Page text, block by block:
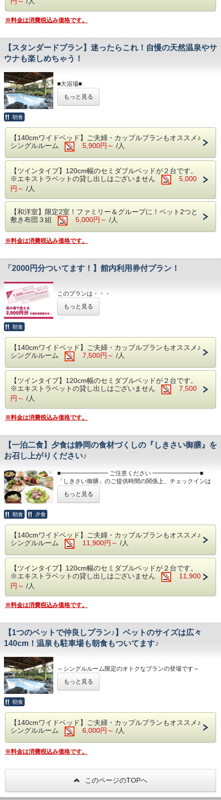
■朝食■
■注意点■
・お部屋は全て禁煙
お願いします
します。
・入れ墨・タトゥーやシール等のある方はご入館いただけま
※館内利用券の返金及び、換金は出来ません
■━━━━━━━━ ご注意ください
━━━━━━━━■
業時間の都合上、チェックインは20：00まで
にお願い致します
チェックイン時間が20：00以降の場合は、ス
■大浴場■
世界遺産富士山の麓、静岡県富士宮市で営業
湯』
バリエーション豊富な湯船やサウナを愉しめ
る温泉のテーマパーク！
※ホテルの客室にバスルームはございませ
ご入浴できません
・午前9:00～10:00
※サウナは24:00、露天風呂は25:00で閉鎖い
■レストラン■
ご当地グルメの「富士宮やきそば」や和洋中
のバリエーション豊富なお料理やおつまみや
スイーツをご賞味ください
自社製造のクラフトビールや富士宮の地酒等
※ラストオーダー／21:30
■朝食■
ご宿泊者様の朝食は無料サービスです
※午前6:00～9:00の間にお召しあがりくださ
い
■無料駐車場■
絡くださいませ
（7/1～9/15及び12/28～1/3は繁忙期のため大
型車両の駐車はできません）
■注意点■
ウト】～10:00
ースにてお願いします
・入れ墨・タトゥーやシール等のある方はご
・海外在住の方は、チェックイン時パスポー
トのコピーを取らせていただきます。
※料金は消費税込み価格です。
【スタンダードプラン】迷ったらこれ！自慢の天然温泉やサ
ウナも楽しめちゃう！
■大浴場■
然温泉施設『富嶽温泉花の湯』
開放的な大露天風呂や多種多様な湯船やサウナを愉しめる温
※下記の時間は、機械点検及び風呂清掃の為ご入浴できませ
ん
・午前9:00～10:00
※夜間の安全の為、サウナは24:00、露天風呂は25:00で閉
鎖いたします
ご当地グルメの「富士宮やきそば」や和洋中のバリエーショ
ン豊富なお料理やおつまみやスイーツをご賞味ください
自社製造のクラフトビールや富士宮の地酒等も好評です
※ラストオーダー／21:30
■朝食■
※午前6:00～9:00の間にお召しあがりください
■無料駐車場■
ます。
（7/1～9/15までは夏季繁忙期としてバス・トラックの
駐車はできません）
■注意点■
・お部屋は全て禁煙です。喫煙は各喫煙スペースにてお願い
します
・入れ墨・タトゥーやシール等のある方はご入館いただけま
もっと見る
朝食
【140cmワイドベッド】ご夫婦・カップルプランもオススメ♪
シングルルーム
5,900円～ /人
【ツインタイプ】120cm幅のセミダブルベッドが２台です。
※エキストラベットの貸し出しはございません
5,000
円～ /人
【和洋室】限定2室！ファミリー＆グループに！ベット2つと
敷き布団３組
5,000円～ /人
※料金は消費税込み価格です。
「2000円分ついてます！】館内利用券付プラン！
このプランは・・・
てもオトク！
館内のレストラン・売店・リラクゼーションをご利用される
※館内利用券の返金及び、換金は出来ません
世界遺産富士山の麓、静岡県富士宮市で営業しております天
然温泉施設『富嶽温泉花の湯』
バリエーション豊富な湯船やサウナを愉しめる温泉のテーマ
※下記の時間は、機械点検及び風呂清掃の為ご入浴できませ
・午前2:00～6:00
・午前9:00～10:00
※夜間の安全の為、※サウナは24:00、露天風呂は25:00で
閉鎖いたします
■レストラン■
ご当地グルメの「富士宮やきそば」や和洋中のバリエーショ
ン豊富なお料理やおつまみやスイーツをご賞味ください
自社製造のクラフトビールや富士宮の地酒等も好評です
ご宿泊者様の朝食は無料サービスです
※午前6:00～9:00の間にお召しあがりください
■無料駐車場■
ます。
（7/1～9/15までは夏季繁忙期としてバス・トラックの
■注意点■
・お部屋は全て禁煙です。喫煙は各喫煙スペースにてお願い
します
・入れ墨・タトゥーやシール等のある方はご入館いただけま
せん
もっと見る
朝食
【140cmワイドベッド】ご夫婦・カップルプランもオススメ♪
シングルルーム
7,500円～ /人
【ツインタイプ】120cm幅のセミダブルベッドが２台です。
※エキストラベットの貸し出しはございません
7,500
円～ /人
※料金は消費税込み価格です。
【一泊二食】夕食は静岡の食材づくしの『しきさい御膳』を
お召し上がりください♪
■━━━━━━━━ ご注意ください ━━━━━━━━■
「しきさい御膳」のご提供時間の関係上、チェックインは
チェックイン時間が20:00以降の場合は、お食事のご提供が
出来なくなります
■夕食について■
静岡の食材づくしの新夕食メニュー『しきさい御膳』の登場
※営業時間の都合上、20:00までにレストランにお越しくだ
さい
※お客様のご都合により夕食をお召しあがりいただけなかっ
※料理の内容は、仕入れ状況により変更になる場合がござい
■大浴場■
※客室にバスルームはございません。大浴場をご利用下さい
※下記時間は、点検及び清掃の為ご入浴できません
※夜間の安全の為、サウナは24時、露天風呂は25時で閉鎖
■無料駐車場■
（7/1～9/15までは夏季繁忙期としてバス・トラックの
駐車はできません）
■朝食■
・おむつの取れていないお子様は大浴場の利用に制限があり
■注意点■
もっと見る
朝食 夕食
【140cmワイドベッド】ご夫婦・カップルプランもオススメ♪
シングルルーム
11,900円～ /人
【ツインタイプ】120cm幅のセミダブルベッドが２台です。
※エキストラベットの貸し出しはございません
11,900
円～ /人
※料金は消費税込み価格です。
【1つのベットで仲良しプラン♪】ベットのサイズは広々
140cm！温泉も駐車場も朝食もついてます♪
～シングルルーム限定のオトクなプランの登場です～
カップル・親子その他様々なペアの方におすすめのお得なプ
ランです。
・部屋広さ約12㎡ ベットの広さ140cmの広々サイズ！！
・ベットは一つのため毛布など貸ぶとんの貸出はございませ
・簡易ベット（エキストラベット）のご用意がございませ
ん。
数分ご用意致します。
もっと見る
朝食
【140cmワイドベッド】ご夫婦・カップルプランもオススメ♪
シングルルーム
6,000円～ /人
※料金は消費税込み価格です。
このページのTOPへ